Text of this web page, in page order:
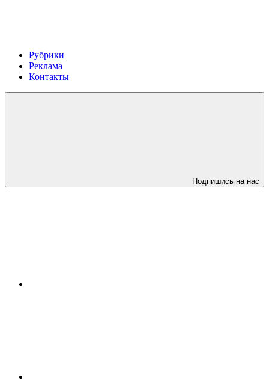
Рубрики
Реклама
Контакты
Подпишись на нас